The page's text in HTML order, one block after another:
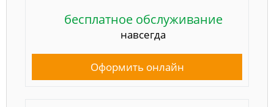
бесплатное обслуживание
навсегда
Оформить онлайн